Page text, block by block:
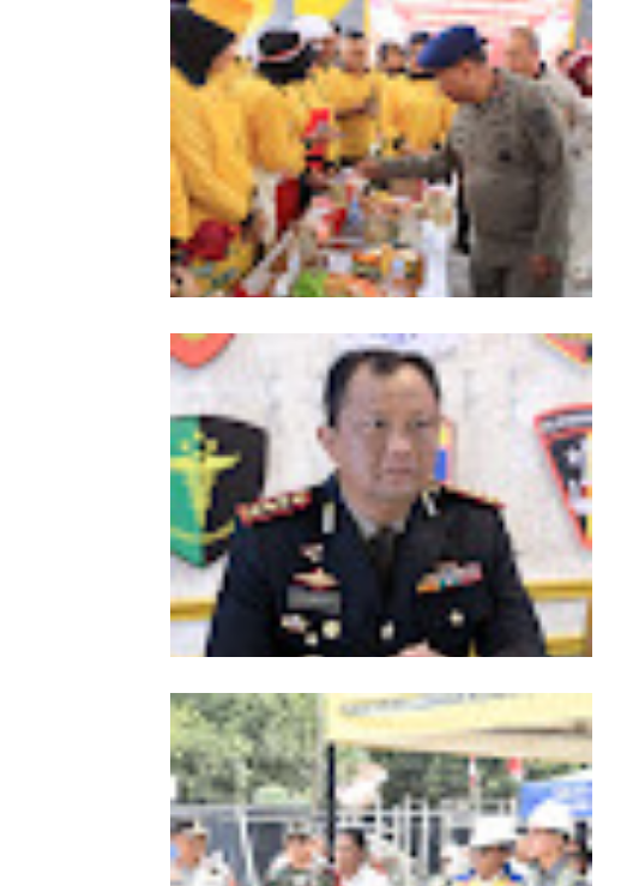
Meriahkan HUT Ke-81 Kemerdekaan RI,
Polda Aceh Gelar Lomba Memasak Nasi
Goreng dan Aneka Minuman
Kombes Andi Kirana Diperiksa Mabes
Polri, Kapolda Tunjuk Kabid TIK sebagai
Pelaksana Tugas Kapolresta Banda Aceh